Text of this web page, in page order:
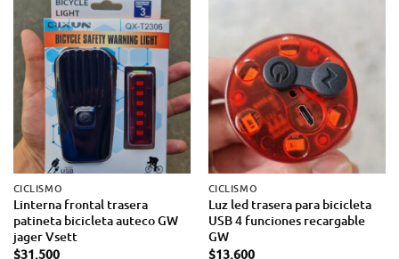
CICLISMO
Linterna frontal trasera
patineta bicicleta auteco GW
jager Vsett
$31.500
CICLISMO
Luz led trasera para bicicleta
USB 4 funciones recargable
GW
$13.600